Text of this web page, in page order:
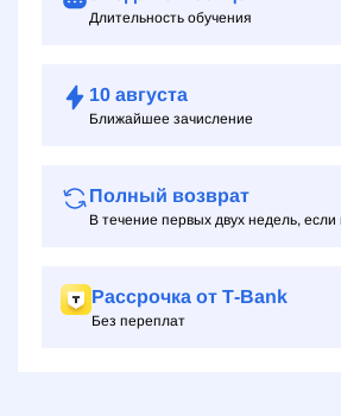
Длительность обучения
10 августа
Ближайшее зачисление
Полный возврат
В течение первых двух недель,
Рассрочка от Т‑Bank
Без переплат